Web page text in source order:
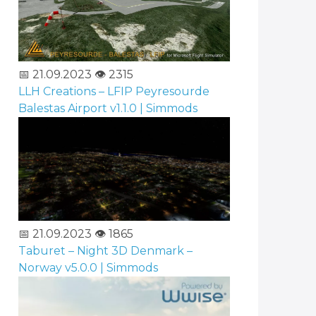
📅 21.09.2023 👁️ 2315
LLH Creations – LFIP Peyresourde
Balestas Airport v1.1.0 | Simmods
📅 21.09.2023 👁️ 1865
Taburet – Night 3D Denmark –
Norway v5.0.0 | Simmods